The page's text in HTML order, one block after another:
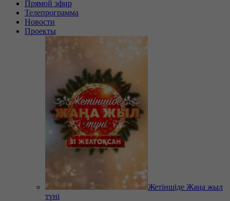
Прямой эфир
Телепрограмма
Новости
Проекты
Жетіншіде Жаңа жыл
түні